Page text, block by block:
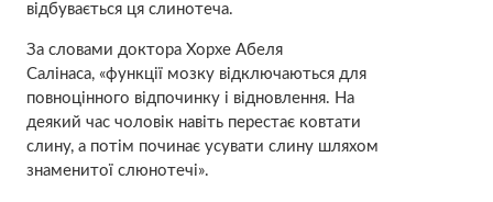
відбувається ця слинотеча.
За словами доктора Хорхе Абеля
Салінаса, «функції мозку відключаються для
повноцінного відпочинку і відновлення. На
деякий час чоловік навіть перестає ковтати
слину, а потім починає усувати слину шляхом
знаменитої слюнотечі».